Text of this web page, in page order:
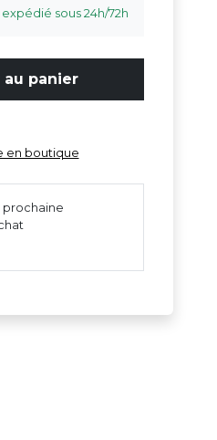
sous 24h/72h
panier
en boutique
prochaine